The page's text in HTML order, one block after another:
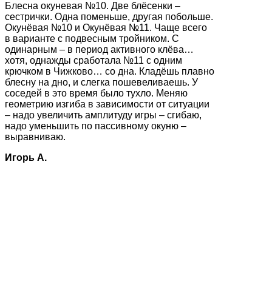
Блесна окуневая №10. Две блёсенки –
сестрички. Одна поменьше, другая побольше.
Окунёвая №10 и Окунёвая №11. Чаще всего
в варианте с подвесным тройником. С
одинарным – в период активного клёва…
хотя, однажды сработала №11 с одним
крючком в Чижково… со дна. Кладёшь плавно
блесну на дно, и слегка пошевеливаешь. У
соседей в это время было тухло. Меняю
геометрию изгиба в зависимости от ситуации
– надо увеличить амплитуду игры – сгибаю,
надо уменьшить по пассивному окуню –
выравниваю.
Игорь А.